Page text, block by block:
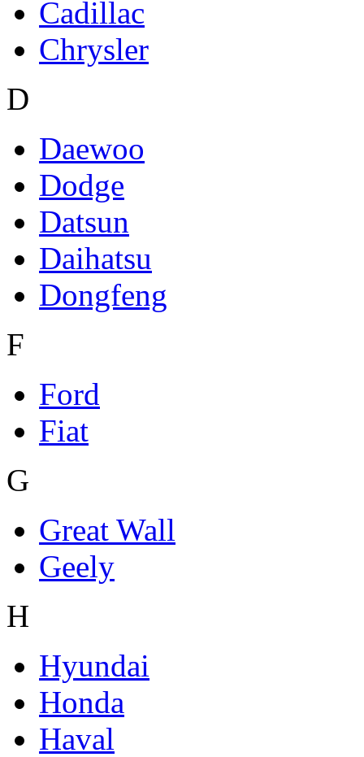
Cadillac
Chrysler
D
Daewoo
Dodge
Datsun
Daihatsu
Dongfeng
F
Ford
Fiat
G
Great Wall
Geely
H
Hyundai
Honda
Haval